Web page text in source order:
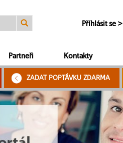
Příhlásit se >
Partneři Kontakty
ZADAT POPTÁVKU ZDARMA